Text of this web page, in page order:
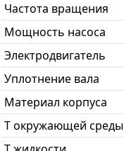
Частота вращения
Мощность насоса
Электродвигатель
Уплотнение вала
Материал корпуса
T окружающей среды